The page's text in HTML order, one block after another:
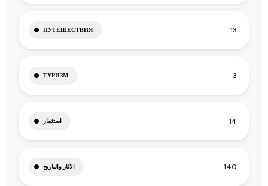
ПУТЕШЕСТВИЯ 13
ТУРИЗМ 3
استثمار 14
الآثار والتاريخ 140